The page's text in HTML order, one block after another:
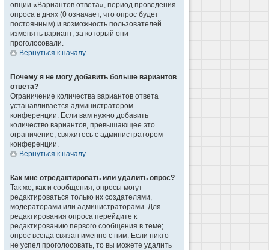
опции «Вариантов ответа», период проведения
опроса в днях (0 означает, что опрос будет
постоянным) и возможность пользователей
изменять вариант, за который они
проголосовали.
Вернуться к началу
Почему я не могу добавить больше вариантов
ответа?
Ограничение количества вариантов ответа
устанавливается администратором
конференции. Если вам нужно добавить
количество вариантов, превышающее это
ограничение, свяжитесь с администратором
конференции.
Вернуться к началу
Как мне отредактировать или удалить опрос?
Так же, как и сообщения, опросы могут
редактироваться только их создателями,
модераторами или администраторами. Для
редактирования опроса перейдите к
редактированию первого сообщения в теме;
опрос всегда связан именно с ним. Если никто
не успел проголосовать, то вы можете удалить